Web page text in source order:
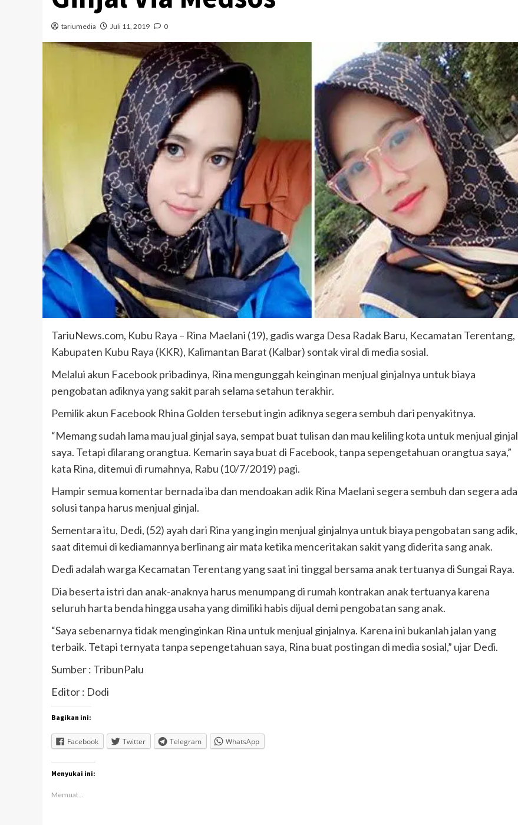
tariumedia Juli 11, 2019 0
TariuNews.com, Kubu Raya – Rina Maelani (19), gadis warga Desa Radak Baru, Kecamatan Terentang,
Kabupaten Kubu Raya (KKR), Kalimantan Barat (Kalbar) sontak viral di media sosial.
Melalui akun Facebook pribadinya, Rina mengunggah keinginan menjual ginjalnya untuk biaya
pengobatan adiknya yang sakit parah selama setahun terakhir.
Pemilik akun Facebook Rhina Golden tersebut ingin adiknya segera sembuh dari penyakitnya.
“Memang sudah lama mau jual ginjal saya, sempat buat tulisan dan mau keliling kota untuk menjual ginjal
saya. Tetapi dilarang orangtua. Kemarin saya buat di Facebook, tanpa sepengetahuan orangtua saya,”
kata Rina, ditemui di rumahnya, Rabu (10/7/2019) pagi.
Hampir semua komentar bernada iba dan mendoakan adik Rina Maelani segera sembuh dan segera ada
solusi tanpa harus menjual ginjal.
Sementara itu, Dedi, (52) ayah dari Rina yang ingin menjual ginjalnya untuk biaya pengobatan sang adik,
saat ditemui di kediamannya berlinang air mata ketika menceritakan sakit yang diderita sang anak.
Dedi adalah warga Kecamatan Terentang yang saat ini tinggal bersama anak tertuanya di Sungai Raya.
Dia beserta istri dan anak-anaknya harus menumpang di rumah kontrakan anak tertuanya karena
seluruh harta benda hingga usaha yang dimiliki habis dijual demi pengobatan sang anak.
“Saya sebenarnya tidak menginginkan Rina untuk menjual ginjalnya. Karena ini bukanlah jalan yang
terbaik. Tetapi ternyata tanpa sepengetahuan saya, Rina buat postingan di media sosial,” ujar Dedi.
Sumber : TribunPalu
Editor : Dodi
Bagikan ini:
Facebook Twitter Telegram WhatsApp
Menyukai ini:
Memuat...